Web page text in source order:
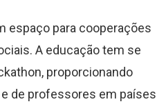
espaço para cooperações
A educação tem se
proporcionando
de professores em países